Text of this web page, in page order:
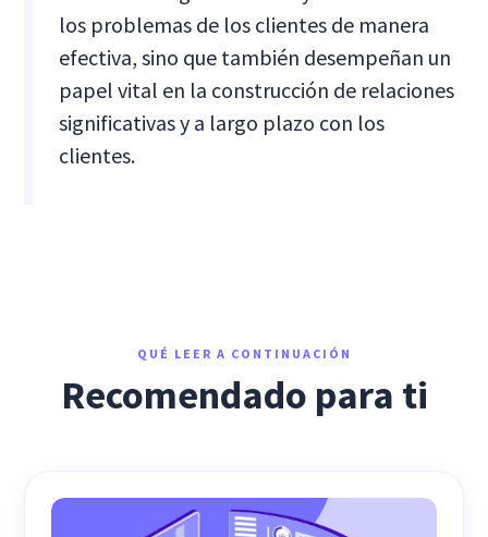
los problemas de los clientes de manera
efectiva, sino que también desempeñan un
papel vital en la construcción de relaciones
significativas y a largo plazo con los
clientes.
QUÉ LEER A CONTINUACIÓN
Recomendado para ti